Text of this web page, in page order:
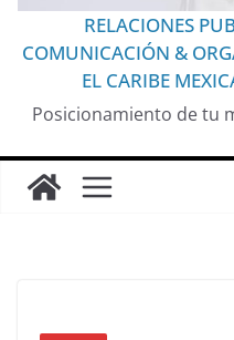
RELACIONES
COMUNICACIÓN &
EL CARIBE
Posicionamiento de tu